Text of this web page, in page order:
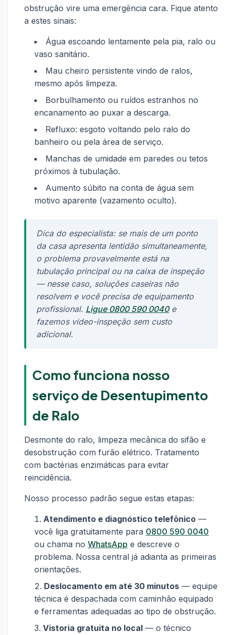
obstrução vire uma emergência cara. Fique atento
a estes sinais:
Água escoando lentamente pela pia, ralo ou
vaso sanitário.
Mau cheiro persistente vindo de ralos,
mesmo após limpeza.
Borbulhamento ou ruídos estranhos no
encanamento ao puxar a descarga.
Refluxo: esgoto voltando pelo ralo do
banheiro ou pela área de serviço.
Manchas de umidade em paredes ou tetos
próximos à tubulação.
Aumento súbito na conta de água sem
motivo aparente (vazamento oculto).
Dica do especialista: se mais de um ponto
da casa apresenta lentidão simultaneamente,
o problema provavelmente está na
tubulação principal ou na caixa de inspeção
— nesse caso, soluções caseiras não
resolvem e você precisa de equipamento
profissional. Ligue 0800 590 0040e
fazemos vídeo-inspeção sem custo
adicional.
Como funciona nosso
serviço de Desentupimento
de Ralo
Desmonte do ralo, limpeza mecânica do sifão e
desobstrução com furão elétrico. Tratamento
com bactérias enzimáticas para evitar
reincidência.
Nosso processo padrão segue estas etapas:
Atendimento e diagnóstico telefônico —
você liga gratuitamente para 0800 590 0040
ou chama no WhatsApp e descreve o
problema. Nossa central já adianta as primeiras
orientações.
Deslocamento em até 30 minutos — equipe
técnica é despachada com caminhão equipado
e ferramentas adequadas ao tipo de obstrução.
Vistoria gratuita no local — o técnico